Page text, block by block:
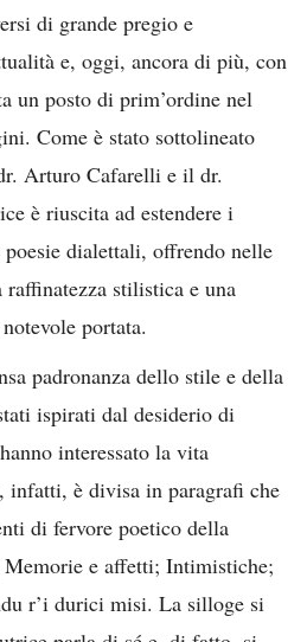
di grande pregio e
e, oggi, ancora di più, con
un posto di prim’ordine nel
Come è stato sottolineato
Arturo Cafarelli e il dr.
è riuscita ad estendere i
dialettali, offrendo nelle
stilistica e una
portata.
padronanza dello stile e della
ispirati dal desiderio di
interessato la vita
infatti, è divisa in paragrafi che
di fervore poetico della
e affetti; Intimistiche;
r’i durici misi. La silloge si